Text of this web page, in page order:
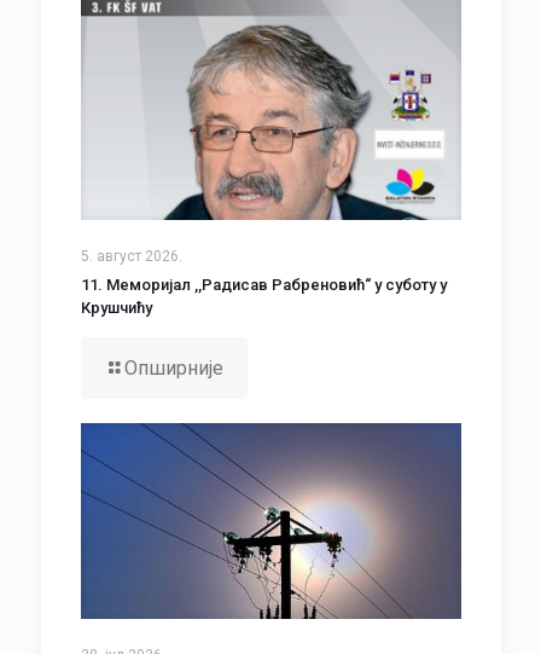
5. август 2026.
11. Меморијал ,,Радисав Рабреновић“ у суботу у
Крушчићу
Опширније